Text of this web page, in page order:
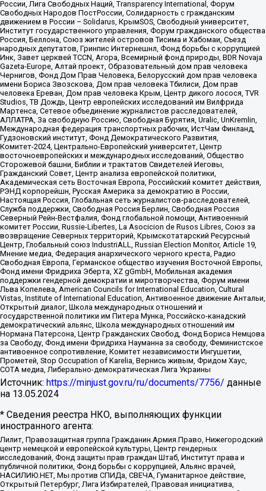
России, Лига Свободных Наций, Transparеncy International, Форум
Свободных Народов ПостРоссии, Солидарность с гражданским
движением в России – Solidarus, КрымSOS, Свободный университет,
Институт государственного управления, Форум гражданского общества
Россия, Беллона, Союз жителей островов Тисима и Хабомаи, Съезд
народных депутатов, Гринпис Интернешнл, Фонд борьбы с коррупцией
Инк, Завет церквей TCCN, Агора, Всемирный фонд природы, BDR Novaja
Gazeta-Europe, Алтай проект, Образовательный дом прав человека
Чернигов, Фонд Дом Прав Человека, Белорусский дом прав человека
имени Бориса Звозскова, Дом прав человека Тбилиси, Дом прав
человека Ереван, Дом прав человека Крым, Центр дикого лосося, TVR
Studios, ТВ Дождь, Центр европейских исследований им Вилфрида
Мартенса, Сетевое объединение журналистов расследователей,
АЛЛАТРА, За свободную Россию, Свободная Бурятия, Uralic, UnKremlin,
Международная федерация транспортных рабочих, ИстЧам Финланд,
Гудзоновский институт, Фонд Демократического Развития,
Комитет-2024, Центрально-Европейский университет, Центр
восточноевропейских и международных исследований, Общество
Сторожевой башни, Библии и трактатов Свидетелей Иеговы,
Гражданский Совет, Центр анализа европейской политики,
Академическая сеть Восточная Европа, Российский комитет действия,
РЭНД корпорейшн, Русская Америка за демократию в России,
Настоящая Россия, Глобальная сеть журналистов-расследователей,
Служба поддержки, Свободная Россия Берлин, Свободная Россия
Северный Рейн-Вестфалия, Фонд глобальной помощи, Антивоенный
комитет России, Russie-Libertes, La Asocicion de Rusos Libres, Союз за
возвращение Северных территорий, Крымскотатарский Ресурсный
Центр, Глобальный союз IndustriALL, Russian Election Monitor, Article 19,
Мнение медиа, Федерация анархического черного креста, Радио
Свободная Европа, Германское общество изучения Восточной Европы,
Фонд имени Фридриха Эберта, XZ gGmbH, Мобильная академия
поддержки гендерной демократии и миротворчества, Форум имени
Льва Копелева, American Councils for International Education, Cultural
Vistas, Institute of International Education, Антивоенное движение Антальи,
Открытый диалог, Школа международных отношений и
государственной политики им Питера Мунка, Российско-канадский
демократический альянс, Школа международных отношений им
Нормана Патерсона, Центр Гражданских Свобод, Фонд Бориса Немцова
за Свободу, Фонд имени Фридриха Науманна за свободу, Феминистское
антивоенное сопротивление, Комитет независимости Ингушетии,
Прометей, Stop Occupation of Karelia, Вернись живым, Фридом Хаус,
СОТА медиа, Либерально-демократическая Лига Украины
Источник: https://minjust.gov.ru/ru/documents/7756/ данные
на 13.05.2024
* Сведения реестра НКО, выполняющих функции
иностранного агента:
Лилит, Правозащитная группа Гражданин.Армия.Право, Нижегородский
центр немецкой и европейской культуры, Центр гендерных
исследований, Фонд защиты прав граждан Штаб, Институт права и
публичной политики, Фонд борьбы с коррупцией, Альянс врачей,
НАСИЛИЮ.НЕТ, Мы против СПИДа, СВЕЧА, Гуманитарное действие,
Открытый Петербург, Лига Избирателей, Правовая инициатива,